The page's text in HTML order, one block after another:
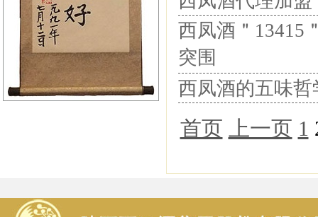
西凤酒＂13415
突围
西凤酒的五味
首页 上一页 1